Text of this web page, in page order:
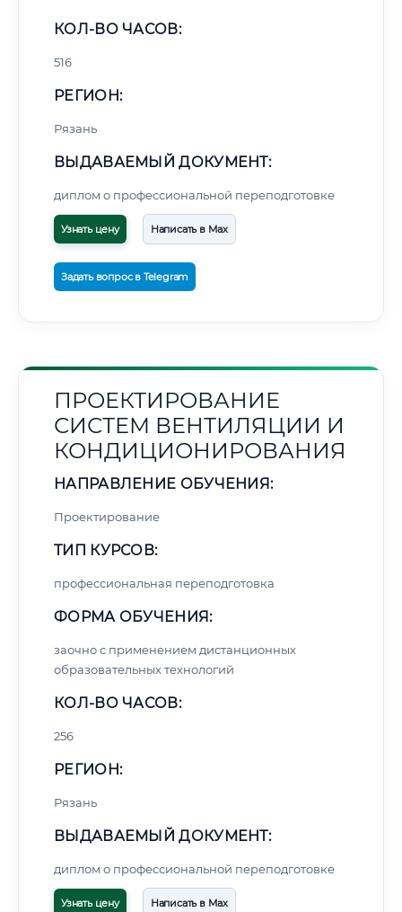
КОЛ-ВО ЧАСОВ:
516
РЕГИОН:
Рязань
ВЫДАВАЕМЫЙ ДОКУМЕНТ:
диплом о профессиональной переподготовке
Узнать цену Написать в Max
Задать вопрос в Telegram
ПРОЕКТИРОВАНИЕ
СИСТЕМ ВЕНТИЛЯЦИИ И
КОНДИЦИОНИРОВАНИЯ
НАПРАВЛЕНИЕ ОБУЧЕНИЯ:
Проектирование
ТИП КУРСОВ:
профессиональная переподготовка
ФОРМА ОБУЧЕНИЯ:
заочно с применением дистанционных
образовательных технологий
КОЛ-ВО ЧАСОВ:
256
РЕГИОН:
Рязань
ВЫДАВАЕМЫЙ ДОКУМЕНТ:
диплом о профессиональной переподготовке
Узнать цену Написать в Max